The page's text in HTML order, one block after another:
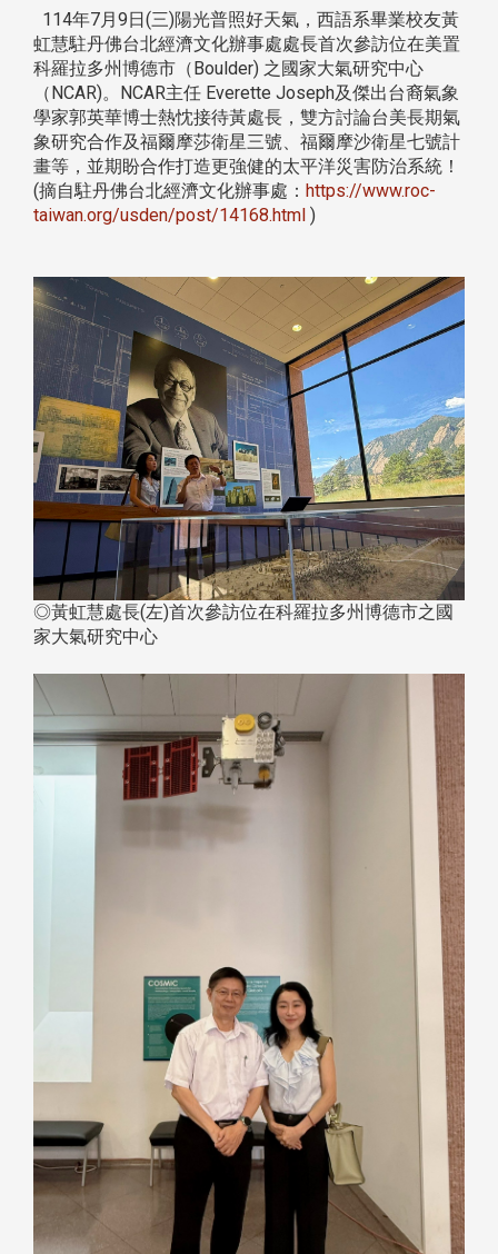
114年7月9日(三)陽光普照好天氣，西語系畢業校友黃
虹慧駐丹佛台北經濟文化辦事處處長首次參訪位在美置
科羅拉多州博德市（Boulder) 之國家大氣研究中心
（NCAR)。NCAR主任 Everette Joseph及傑出台裔氣象
學家郭英華博士熱忱接待黃處長，雙方討論台美長期氣
象研究合作及福爾摩莎衛星三號、福爾摩沙衛星七號計
畫等，並期盼合作打造更強健的太平洋災害防治系統！
(摘自駐丹佛台北經濟文化辦事處： https://www.roc-
taiwan.org/usden/post/14168.html )
◎黃虹慧處長(左)首次參訪位在科羅拉多州博德市之國
家大氣研究中心